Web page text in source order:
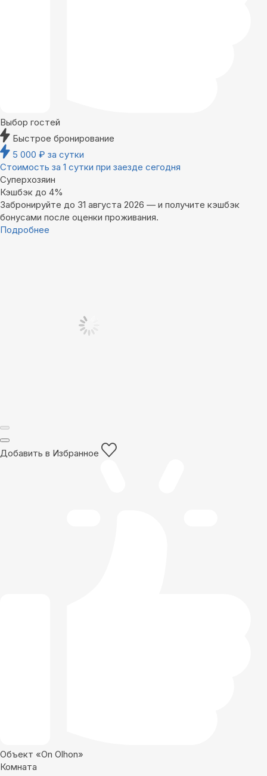
Выбор гостей
Быстрое бронирование
5 000 ₽ за сутки
Стоимость за 1 сутки при заезде сегодня
Суперхозяин
Кэшбэк до 4%
Забронируйте до 31 августа 2026 — и получите кэшбэк
бонусами после оценки проживания.
Подробнее
Добавить в Избранное
Объект «On Olhon»
Комната